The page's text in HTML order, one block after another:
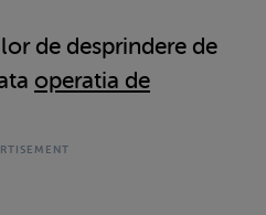
de desprindere de
operatia de